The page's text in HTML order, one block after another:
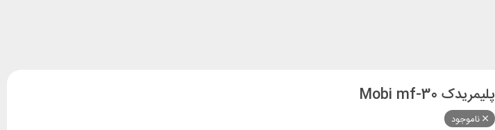
پلیمریدک Mobi mf-30
ناموجود